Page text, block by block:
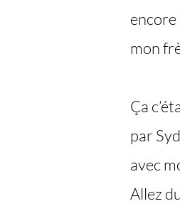
encore
mon
Ça
par
avec
Allez